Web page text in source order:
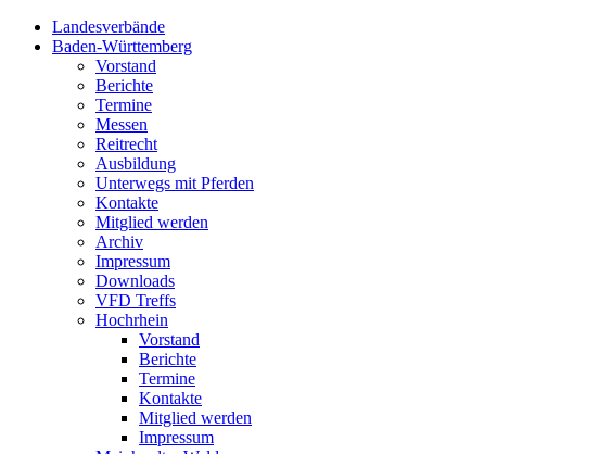
Landesverbände
Baden-Württemberg
Vorstand
Berichte
Termine
Messen
Reitrecht
Ausbildung
Unterwegs mit Pferden
Kontakte
Mitglied werden
Archiv
Impressum
Downloads
VFD Treffs
Hochrhein
Vorstand
Berichte
Termine
Kontakte
Mitglied werden
Impressum